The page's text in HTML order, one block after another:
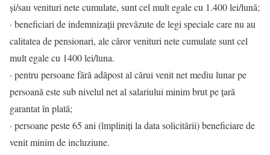
și/sau venituri nete cumulate, sunt cel mult egale cu 1.400 lei/lună;
· beneficiari de indemnizații prevăzute de legi speciale care nu au
calitatea de pensionari, ale căror venituri nete cumulate sunt cel
mult egale cu 1400 lei/luna.
· pentru persoane fără adăpost al cărui venit net mediu lunar pe
persoană este sub nivelul net al salariului minim brut pe țară
garantat în plată;
· persoane peste 65 ani (împliniți la data solicitării) beneficiare de
venit minim de incluziune.